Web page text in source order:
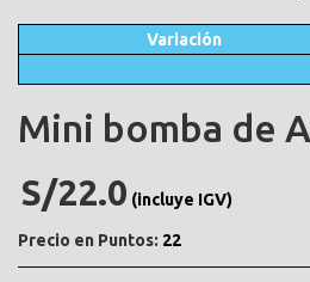
Variación
Mini bomba de
S/22.0 (incluye IGV)
Precio en Puntos: 22